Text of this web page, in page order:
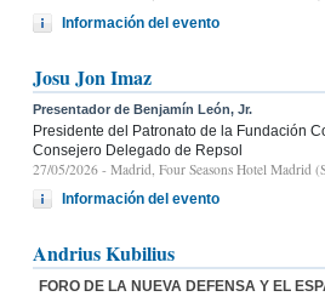
Información del evento
Josu Jon Imaz
Presentador de Benjamín León, Jr.
Presidente del Patronato de la Fundación
Consejero Delegado de Repsol
27/05/2026 - Madrid, Four Seasons Hotel Madrid
Información del evento
Andrius Kubilius
FORO DE LA NUEVA DEFENSA Y EL